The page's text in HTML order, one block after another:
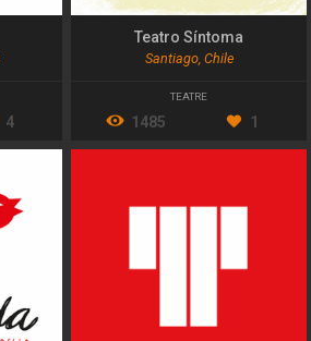
4
Teatro Síntoma
Santiago, Chile
TEATRE
1485 1